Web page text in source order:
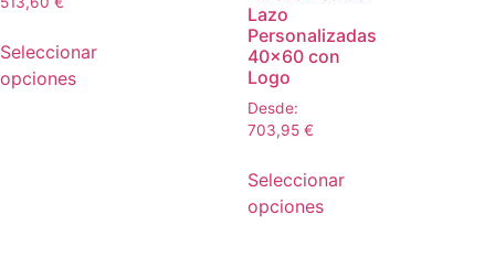
Seleccionar
opciones
Lazo
Personalizadas
40×60 con
Logo
Desde:
703,95 €
Seleccionar
opciones